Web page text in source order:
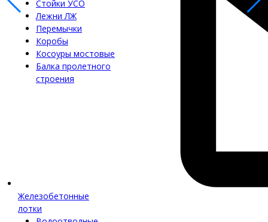
Стойки УСО
Лежни ЛЖ
Перемычки
Коробы
Косоуры мостовые
Балка пролетного
строения
Железобетонные
лотки